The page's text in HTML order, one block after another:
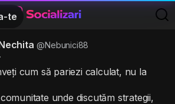
te
@Nebunici88
·
cum să pariezi calculat, nu la
unde discutăm strategii,